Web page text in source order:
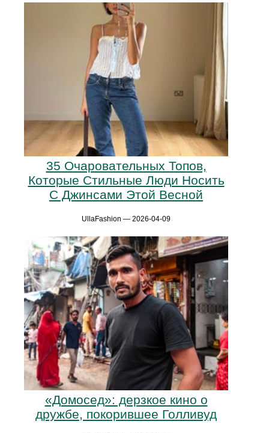
35 Очаровательных Топов,
Которые Стильные Люди Носить
С Джинсами Этой Весной
UllaFashion — 2026-04-09
«Домосед»: дерзкое кино о
дружбе, покорившее Голливуд